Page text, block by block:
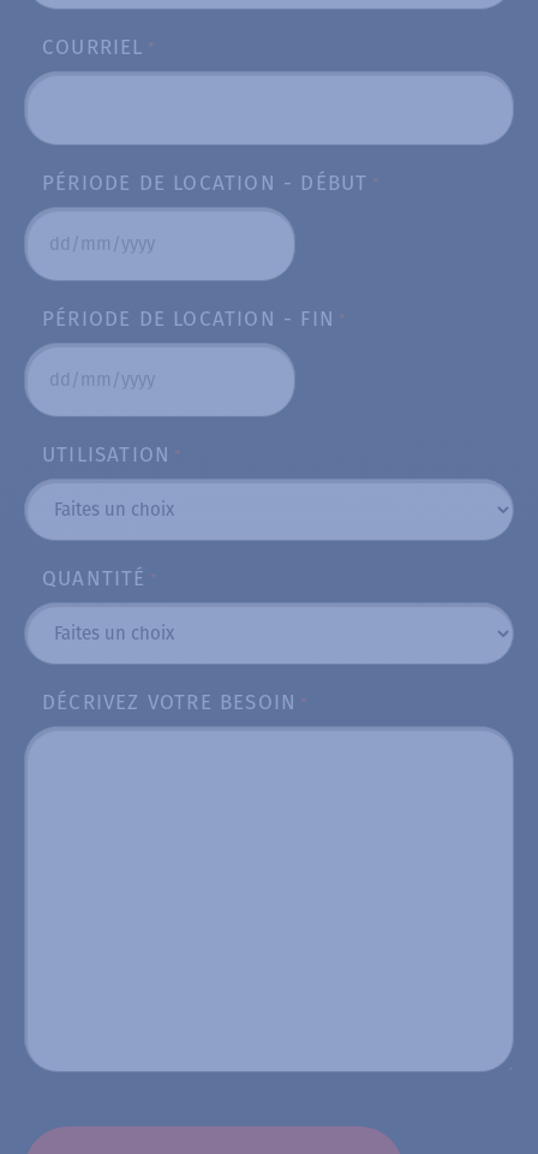
COURRIEL *
PÉRIODE DE LOCATION - DÉBUT *
DD
MM
slash
YYYY
PÉRIODE DE LOCATION - FIN *
DD
MM
slash
YYYY
UTILISATION *
QUANTITÉ *
DÉCRIVEZ VOTRE BESOIN *